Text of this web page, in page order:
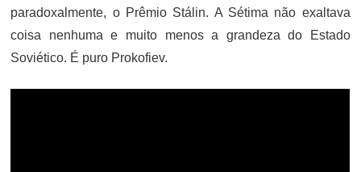
paradoxalmente, o Prêmio Stálin. A Sétima não exaltava
coisa nenhuma e muito menos a grandeza do Estado
Soviético. É puro Prokofiev.